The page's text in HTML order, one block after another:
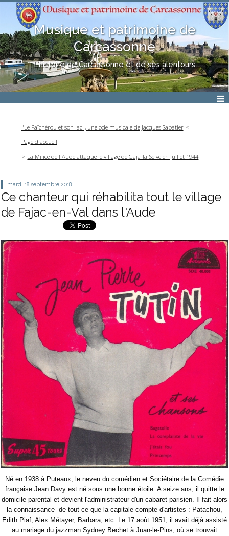
Musique et patrimoine de
Carcassonne
L'histoire de Carcassonne et de ses alentours
"Le Païchérou et son lac", une ode musicale de Jacques Sabatier
Page d'accueil
La Milice de l'Aude attaque le village de Gaja-la-Selve en juillet 1944
mardi 18 septembre 2018
Ce chanteur qui réhabilita tout le village
de Fajac-en-Val dans l'Aude
Né en 1938 à Puteaux, le neveu du comédien et Sociétaire de la Comédie
française Jean Davy est né sous une bonne étoile. A seize ans, il quitte le
domicile parental et devient l'administrateur d'un cabaret parisien. Il fait alors
la connaissance de tout ce que la capitale compte d'artistes : Patachou,
Edith Piaf, Alex Métayer, Barbara, etc. Le 17 août 1951, il avait déjà assisté
au mariage du jazzman Sydney Bechet à Juan-le-Pins, où se trouvait